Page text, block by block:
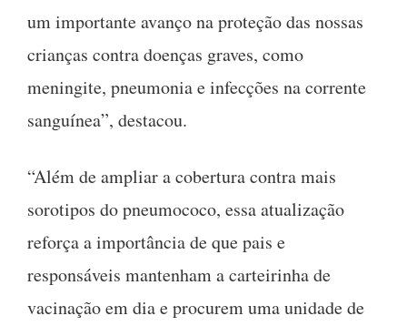
um importante avanço na proteção das nossas
crianças contra doenças graves, como
meningite, pneumonia e infecções na corrente
sanguínea”, destacou.
“Além de ampliar a cobertura contra mais
sorotipos do pneumococo, essa atualização
reforça a importância de que pais e
responsáveis mantenham a carteirinha de
vacinação em dia e procurem uma unidade de